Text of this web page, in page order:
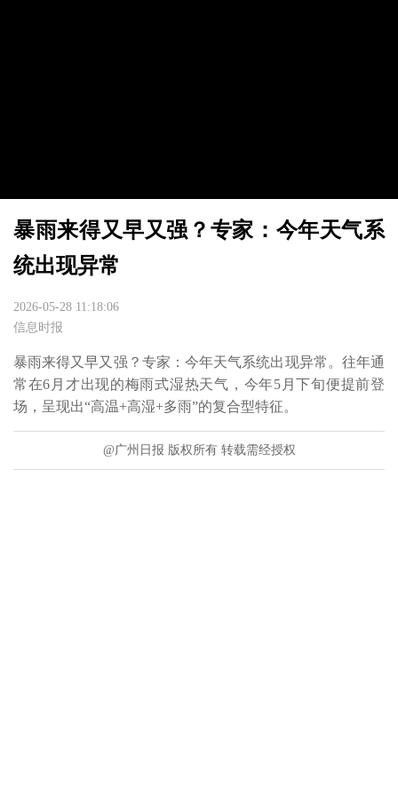
暴雨来得又早又强？专家：今年天气系
统出现异常
2026-05-28 11:18:06
信息时报
暴雨来得又早又强？专家：今年天气系统出现异常。往年通
常在6月才出现的梅雨式湿热天气，今年5月下旬便提前登
场，呈现出“高温+高湿+多雨”的复合型特征。
@广州日报 版权所有 转载需经授权